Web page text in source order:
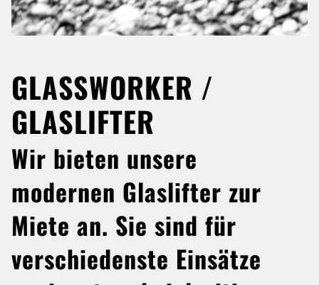
GLASSWORKER /
GLASLIFTER
Wir bieten unsere
modernen Glaslifter zur
Miete an. Sie sind für
verschiedenste Einsätze